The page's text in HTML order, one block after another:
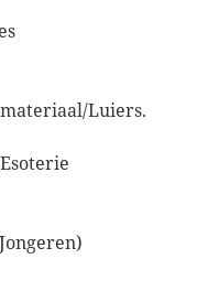
Luiers.